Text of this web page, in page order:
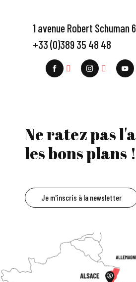
1 avenue Robert Schuman
+33 (0)389 35 48 48
Ne ratez pas
les bons plans !
Je m'inscris à la newsletter